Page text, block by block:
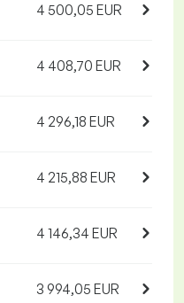
4 500,05 EUR
4 408,70 EUR
4 296,18 EUR
4 215,88 EUR
4 146,34 EUR
3 994,05 EUR